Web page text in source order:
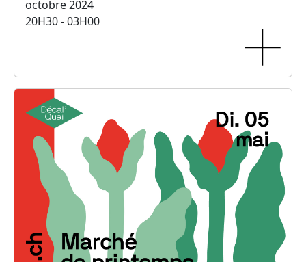
octobre 2024
20H30 - 03H00